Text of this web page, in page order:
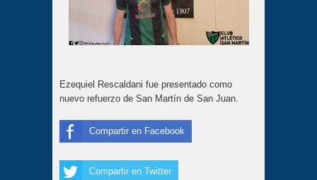
Ezequiel Rescaldani fue presentado como
nuevo refuerzo de San Martín de San Juan.
Compartir en Facebook
Compartir en Twitter